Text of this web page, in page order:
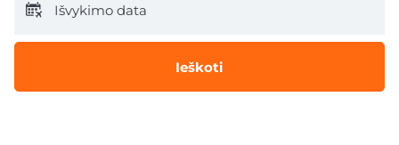
Išvykimo data
Ieškoti